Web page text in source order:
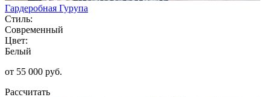
Гардеробная Гурупа
Стиль:
Современный
Цвет:
Белый
от 55 000 руб.
Рассчитать